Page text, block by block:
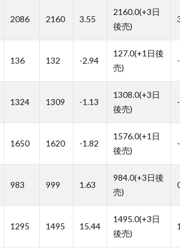
2086 2160 3.55
2160.0(+3日
後売)
136 132 -2.94
127.0(+1日後
売)
1324 1309 -1.13
1308.0(+3日
後売)
1650 1620 -1.82
1576.0(+1日
後売)
983 999 1.63
984.0(+3日後
売)
1295 1495 15.44
1495.0(+3日
後売)